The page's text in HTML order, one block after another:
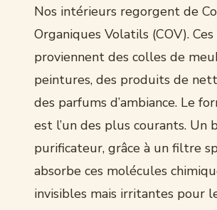
Nos intérieurs regorgent de
Organiques Volatils (COV). Ces
proviennent des colles de
peintures, des produits de
des parfums d’ambiance. Le
est l’un des plus courants. Un
purificateur, grâce à un filtre
absorbe ces molécules
invisibles mais irritantes pour